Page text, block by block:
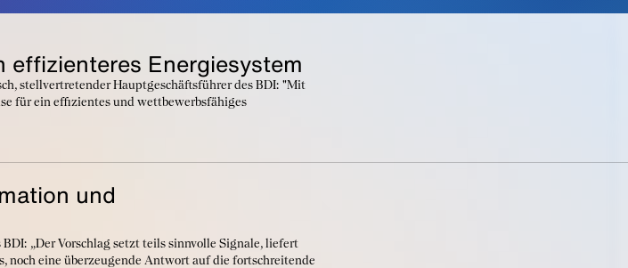
effizienteres Energiesystem
stellvertretender Hauptgeschäftsführer des BDI: "Mit
für ein effizientes und wettbewerbsfähiges
und
„Der Vorschlag setzt teils sinnvolle Signale, liefert
noch eine überzeugende Antwort auf die fortschreitende